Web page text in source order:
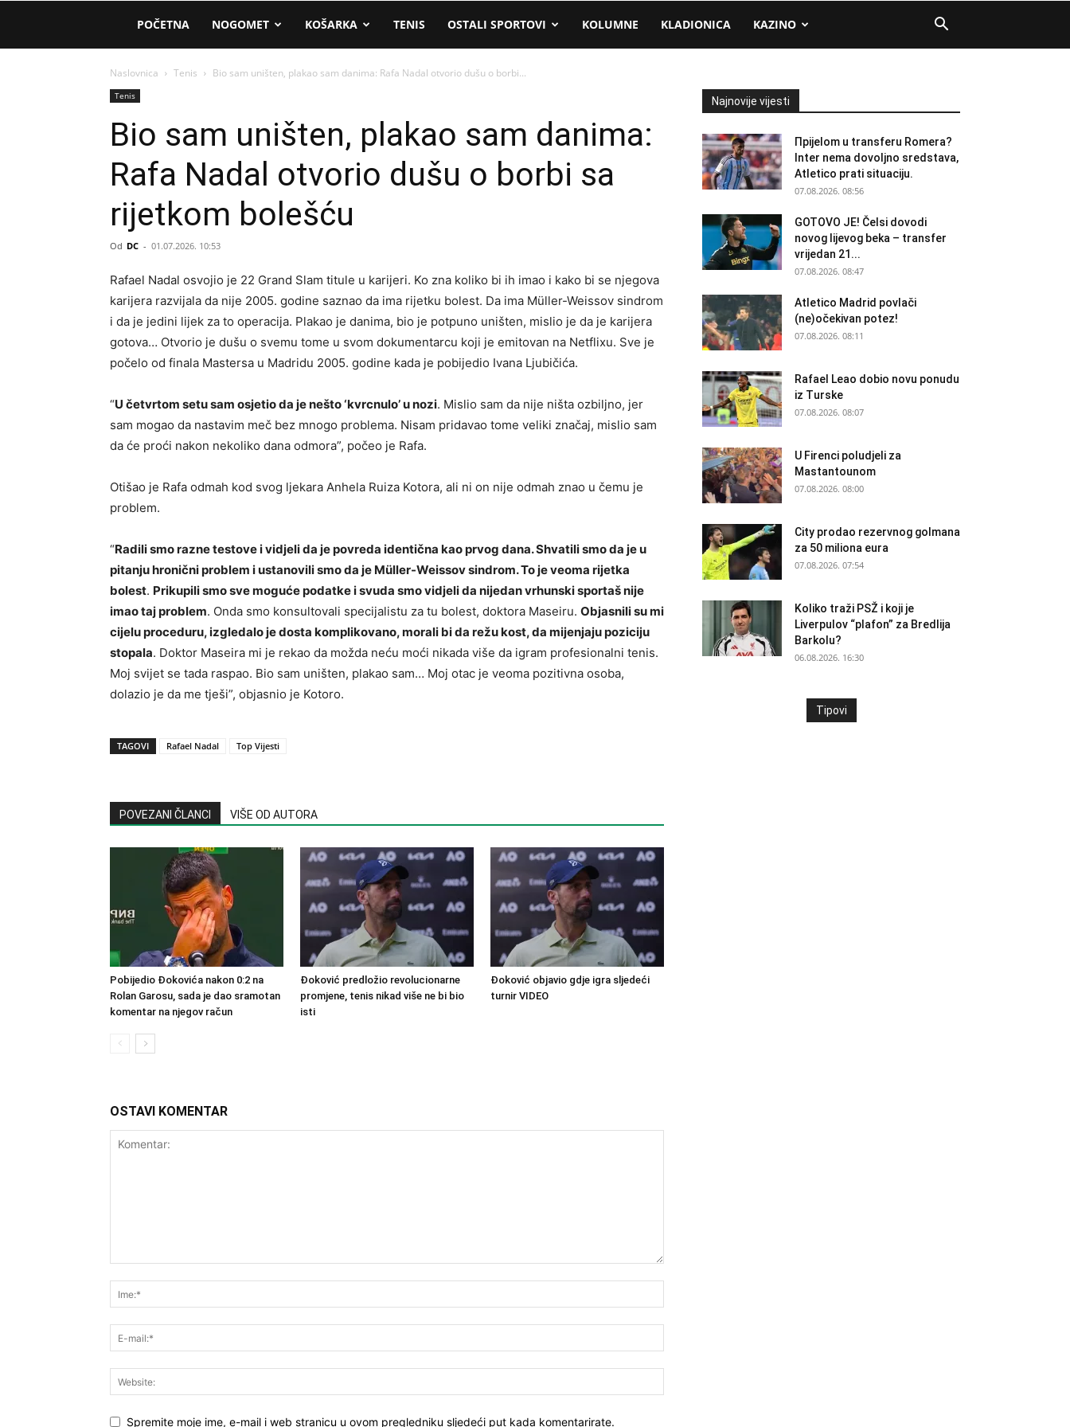
AM
Sport
POČETNA NOGOMET KOŠARKA TENIS OSTALI SPORTOVI KOLUMNE KLADIONICA KAZINO
Naslovnica Tenis Bio sam uništen, plakao sam danima: Rafa Nadal otvorio dušu o borbi...
Tenis
Bio sam uništen, plakao sam danima:
Rafa Nadal otvorio dušu o borbi sa
rijetkom bolešću
Od DC - 01.07.2026. 10:53
Rafael Nadal osvojio je 22 Grand Slam titule u karijeri. Ko zna koliko bi ih imao i kako bi se njegova
karijera razvijala da nije 2005. godine saznao da ima rijetku bolest. Da ima Müller-Weissov sindrom
i da je jedini lijek za to operacija. Plakao je danima, bio je potpuno uništen, mislio je da je karijera
gotova… Otvorio je dušu o svemu tome u svom dokumentarcu koji je emitovan na Netflixu. Sve je
počelo od finala Mastersa u Madridu 2005. godine kada je pobijedio Ivana Ljubičića.
“U četvrtom setu sam osjetio da je nešto ‘kvrcnulo’ u nozi. Mislio sam da nije ništa ozbiljno, jer
sam mogao da nastavim meč bez mnogo problema. Nisam pridavao tome veliki značaj, mislio sam
da će proći nakon nekoliko dana odmora”, počeo je Rafa.
Otišao je Rafa odmah kod svog ljekara Anhela Ruiza Kotora, ali ni on nije odmah znao u čemu je
problem.
“Radili smo razne testove i vidjeli da je povreda identična kao prvog dana. Shvatili smo da je u
pitanju hronični problem i ustanovili smo da je Müller-Weissov sindrom. To je veoma rijetka
bolest. Prikupili smo sve moguće podatke i svuda smo vidjeli da nijedan vrhunski sportaš nije
imao taj problem. Onda smo konsultovali specijalistu za tu bolest, doktora Maseiru. Objasnili su mi
cijelu proceduru, izgledalo je dosta komplikovano, morali bi da režu kost, da mijenjaju poziciju
stopala. Doktor Maseira mi je rekao da možda neću moći nikada više da igram profesionalni tenis.
Moj svijet se tada raspao. Bio sam uništen, plakao sam… Moj otac je veoma pozitivna osoba,
dolazio je da me tješi”, objasnio je Kotoro.
TAGOVI Rafael Nadal Top Vijesti
POVEZANI ČLANCI VIŠE OD AUTORA
Pobijedio Đokovića nakon 0:2 na
Rolan Garosu, sada je dao sramotan
komentar na njegov račun
Đoković predložio revolucionarne
promjene, tenis nikad više ne bi bio
isti
Đoković objavio gdje igra sljedeći
turnir VIDEO
OSTAVI KOMENTAR
Spremite moje ime, e-mail i web stranicu u ovom pregledniku sljedeći put kada komentarirate.
Najnovije vijesti
Прijelom u transferu Romera?
Inter nema dovoljno sredstava,
Atletico prati situaciju.
07.08.2026. 08:56
GOTOVO JE! Čelsi dovodi
novog lijevog beka – transfer
vrijedan 21...
07.08.2026. 08:47
Atletico Madrid povlači
(ne)očekivan potez!
07.08.2026. 08:11
Rafael Leao dobio novu ponudu
iz Turske
07.08.2026. 08:07
U Firenci poludjeli za
Mastantounom
07.08.2026. 08:00
City prodao rezervnog golmana
za 50 miliona eura
07.08.2026. 07:54
Koliko traži PSŽ i koji je
Liverpulov “plafon” za Bredlija
Barkolu?
06.08.2026. 16:30
Tipovi